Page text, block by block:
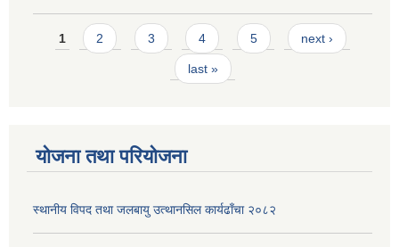
Pages
1 2 3 4 5 next ›
last »
योजना तथा परियोजना
स्थानीय विपद तथा जलबायु उत्थानसिल कार्यढाँचा २०८२